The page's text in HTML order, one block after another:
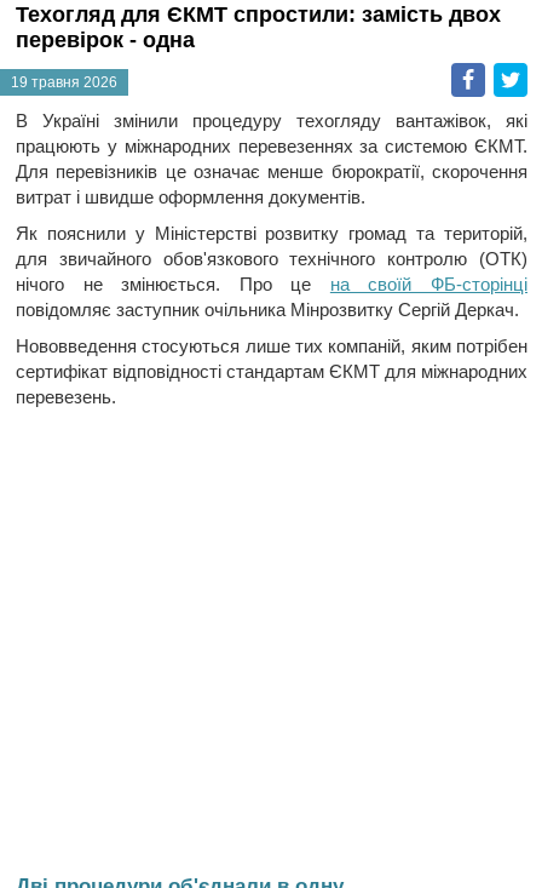
Техогляд для ЄКМТ спростили: замість двох
перевірок - одна
19 травня 2026
В Україні змінили процедуру техогляду вантажівок, які
працюють у міжнародних перевезеннях за системою ЄКМТ.
Для перевізників це означає менше бюрократії, скорочення
витрат і швидше оформлення документів.
Як пояснили у Міністерстві розвитку громад та територій,
для звичайного обов'язкового технічного контролю (ОТК)
нічого не змінюється. Про це на своїй ФБ-сторінці
повідомляє заступник очільника Мінрозвитку Сергій Деркач.
Нововведення стосуються лише тих компаній, яким потрібен
сертифікат відповідності стандартам ЄКМТ для міжнародних
перевезень.